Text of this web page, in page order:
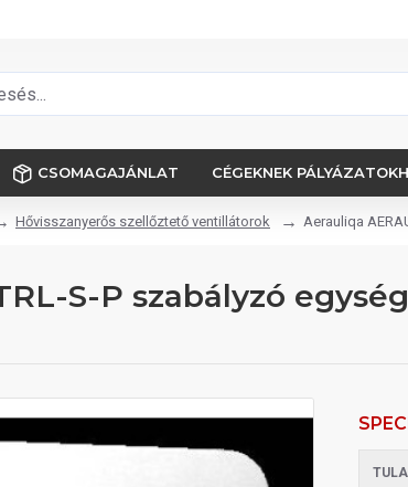
CSOMAGAJÁNLAT CÉGEKNEK
Hővisszanyerős szellőztető ventillátorok Aerauliqa
S-P szabályzó